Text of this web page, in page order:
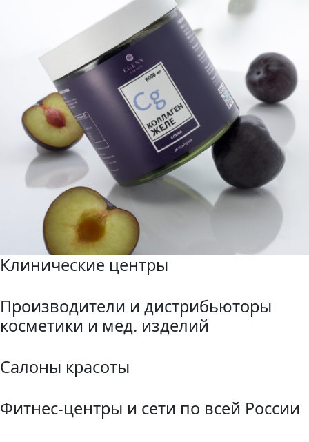
Клинические центры
Производители и дистрибьюторы
косметики и мед. изделий
Салоны красоты
Фитнес-центры и сети по всей России